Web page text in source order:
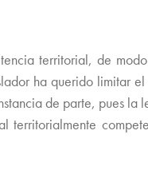
territorial, de
ha querido limitar
de parte, pues